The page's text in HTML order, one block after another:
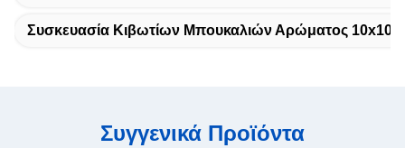
Συσκευασία Κιβωτίων Μπουκαλιών Αρώματος
Συγγενικά Προϊόντα